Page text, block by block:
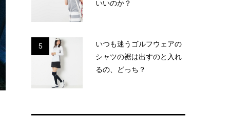
いいのか？
5
いつも迷うゴルフウェアの
シャツの裾は出すのと入れ
るの、どっち？